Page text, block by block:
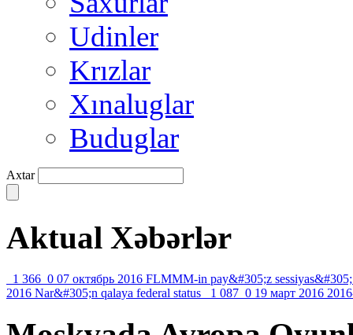
Udinler
Krızlar
Xınaluglar
Buduglar
Axtar
Aktual Xəbərlər
1 366 0 07 октябрь 2016 FLMMM-in pay&#305;z sessiyas&#305;
2016 Nar&#305;n qalaya federal status 1 087 0 19 март 2016